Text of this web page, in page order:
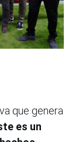
que genera
es un